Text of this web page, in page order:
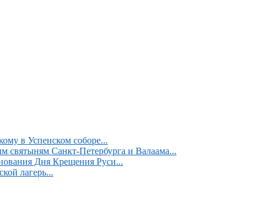
в Успенском соборе...
святыням Санкт-Петербурга и Валаама...
Дня Крещения Руси...
лагерь...